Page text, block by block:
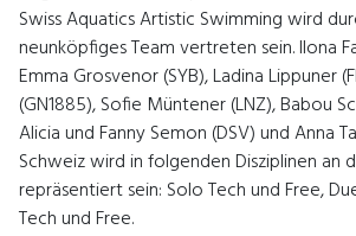
Swiss Aquatics Artistic Swimming wird
neunköpfiges Team vertreten sein. Ilona
Emma Grosvenor (SYB), Ladina Lippuner
(GN1885), Sofie Müntener (LNZ), Babou
Alicia und Fanny Semon (DSV) und Anna
Schweiz wird in folgenden Disziplinen an
repräsentiert sein: Solo Tech und Free,
Tech und Free.